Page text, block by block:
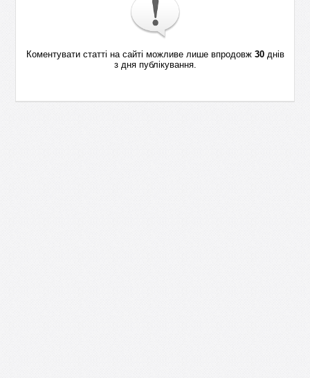
Коментувати статті на сайті можливе лише впродовж 30днів
з дня публікування.